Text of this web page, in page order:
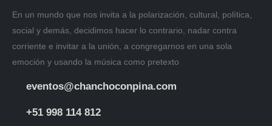
En un mundo que nos invita a la polarización, cultural, política,
social y demás, decidimos hacer lo contrario, nadar contra
corriente e invitar a la unión, a congregarnos en una sola
emoción y usando la música como pretexto
eventos@chanchoconpina.com
+51 998 114 812